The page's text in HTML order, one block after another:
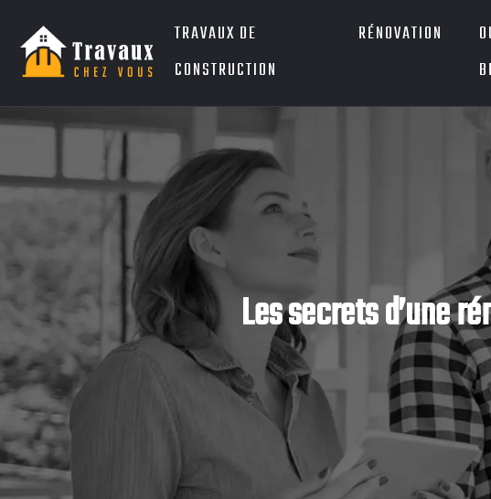
TRAVAUX DE
CONSTRUCTION
RÉNOVATION
Les secrets d’une